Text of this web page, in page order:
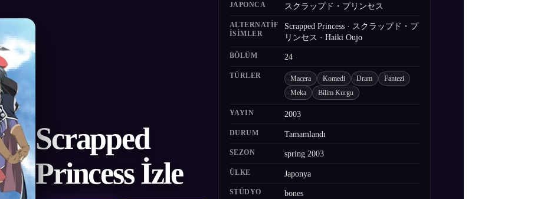
Scrapped
Princess İzle
JAPONCA スクラップド・プリンセス
ALTERNATIF
ISIMLER
Scrapped Princess · スクラップド・プ
リンセス · Haiki Oujo
BÖLÜM 24
TÜRLER Macera Komedi Dram Fantezi
Meka Bilim Kurgu
YAYIN 2003
DURUM Tamamlandı
SEZON spring 2003
ÜLKE Japonya
STÜDYO bones